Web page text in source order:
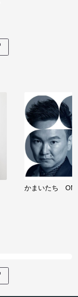
かまいたち